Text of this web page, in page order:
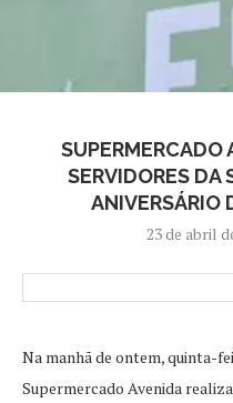
SUPERMERCADO
SERVIDORES DA
ANIVERSÁRIO
23 de abril
Na manhã de ontem, quinta-
Supermercado Avenida